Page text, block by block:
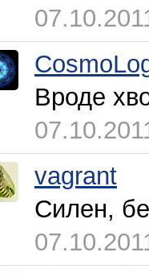
Вроде
vagrant
Силен,